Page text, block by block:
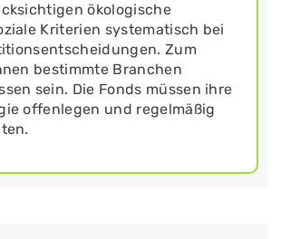
ökologische
Kriterien systematisch bei
Zum
bestimmte Branchen
sein. Die Fonds müssen ihre
offenlegen und regelmäßig